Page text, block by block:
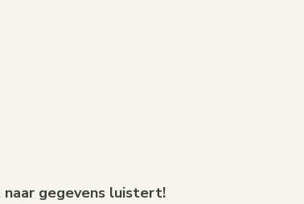
gegevens luistert!